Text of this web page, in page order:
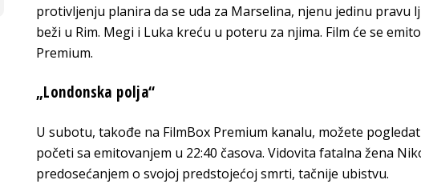
protivljenju planira da se uda za Marselina, njenu jedinu pravu
beži u Rim. Megi i Luka kreću u poteru za njima. Film će se
Premium.
„Londonska polja“
U subotu, takođe na FilmBox Premium kanalu, možete
početi sa emitovanjem u 22:40 časova. Vidovita fatalna žena
predosećanjem o svojoj predstojećoj smrti, tačnije ubistvu.